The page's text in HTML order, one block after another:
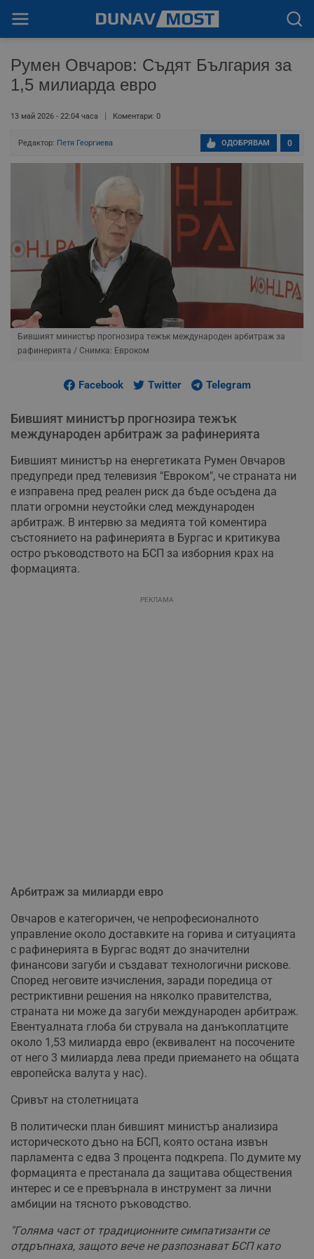
Румен Овчаров: Съдят България за
1,5 милиарда евро
13 май 2026 - 22:04 часа Коментари: 0
Редактор: Петя Георгиева 0
ОДОБРЯВАМ
Бившият министър прогнозира тежък международен арбитраж за
рафинерията / Снимка: Евроком
Facebook Twitter Telegram
Бившият министър прогнозира тежък
международен арбитраж за рафинерията
Бившият министър на енергетиката Румен Овчаров
предупреди пред телевизия "Евроком", че страната ни
е изправена пред реален риск да бъде осъдена да
плати огромни неустойки след международен
арбитраж. В интервю за медията той коментира
състоянието на рафинерията в Бургас и критикува
остро ръководството на БСП за изборния крах на
формацията.
РЕКЛАМА
Арбитраж за милиарди евро
Овчаров е категоричен, че непрофесионалното
управление около доставките на горива и ситуацията
с рафинерията в Бургас водят до значителни
финансови загуби и създават технологични рискове.
Според неговите изчисления, заради поредица от
рестриктивни решения на няколко правителства,
страната ни може да загуби международен арбитраж.
Евентуалната глоба би струвала на данъкоплатците
около 1,53 милиарда евро (еквивалент на посочените
от него 3 милиарда лева преди приемането на общата
европейска валута у нас).
Сривът на столетницата
В политически план бившият министър анализира
историческото дъно на БСП, която остана извън
парламента с едва 3 процента подкрепа. По думите му
формацията е престанала да защитава обществения
интерес и се е превърнала в инструмент за лични
амбиции на тясното ръководство.
"Голяма част от традиционните симпатизанти се
отдръпнаха, защото вече не разпознават БСП като